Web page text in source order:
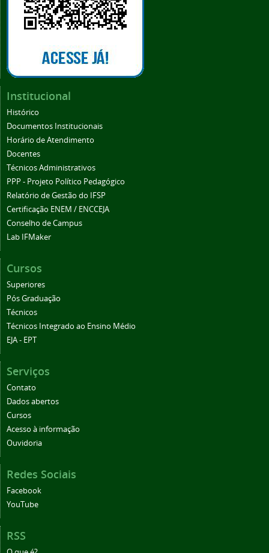
Institucional
Histórico
Documentos Institucionais
Horário de Atendimento
Docentes
Técnicos Administrativos
PPP - Projeto Político Pedagógico
Relatório de Gestão do IFSP
Certificação ENEM / ENCCEJA
Conselho de Campus
Lab IFMaker
Cursos
Superiores
Pós Graduação
Técnicos
Técnicos Integrado ao Ensino Médio
EJA - EPT
Serviços
Contato
Dados abertos
Cursos
Acesso à informação
Ouvidoria
Redes Sociais
Facebook
YouTube
RSS